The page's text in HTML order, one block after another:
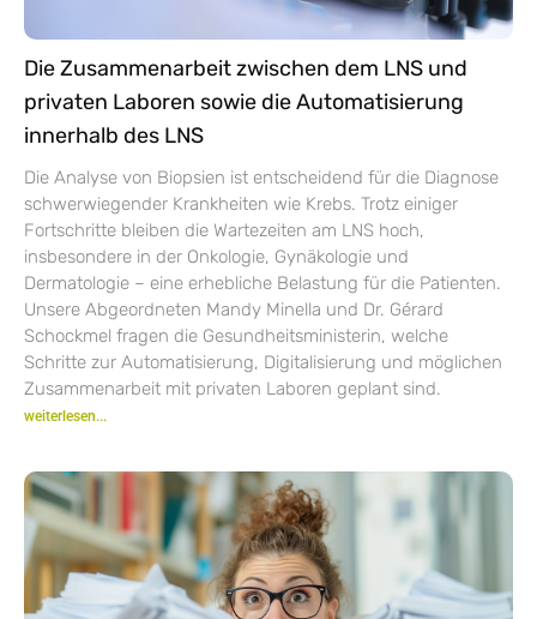
Die Zusammenarbeit zwischen dem LNS und
privaten Laboren sowie die Automatisierung
innerhalb des LNS
Die Analyse von Biopsien ist entscheidend für die Diagnose
schwerwiegender Krankheiten wie Krebs. Trotz einiger
Fortschritte bleiben die Wartezeiten am LNS hoch,
insbesondere in der Onkologie, Gynäkologie und
Dermatologie – eine erhebliche Belastung für die Patienten.
Unsere Abgeordneten Mandy Minella und Dr. Gérard
Schockmel fragen die Gesundheitsministerin, welche
Schritte zur Automatisierung, Digitalisierung und möglichen
Zusammenarbeit mit privaten Laboren geplant sind.
weiterlesen...